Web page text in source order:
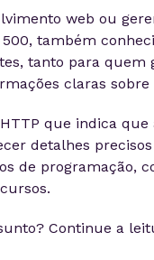
web ou
também
tanto para quem
claras
que indica
detalhes
de programação,
Continue a